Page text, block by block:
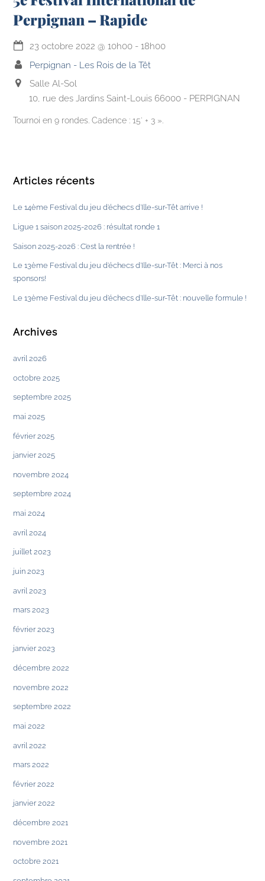
Perpignan – Rapide
23 octobre 2022 @10h00 -18h00
Perpignan - Les Rois de la Têt
Salle Al-Sol
10, rue des Jardins Saint-Louis 66000 - PERPIGNAN
Tournoi en 9 rondes. Cadence : 15′ + 3 ».
Articles récents
Le 14ème Festival du jeu d’échecs d’Ille-sur-Têt arrive !
Ligue 1 saison 2025-2026 : résultat ronde 1
Saison 2025-2026 : C’est la rentrée !
Le 13ème Festival du jeu d’échecs d’Ille-sur-Têt : Merci à nos
sponsors!
Le 13ème Festival du jeu d’échecs d’Ille-sur-Têt : nouvelle formule !
Archives
avril 2026
octobre 2025
septembre 2025
mai 2025
février 2025
janvier 2025
novembre 2024
septembre 2024
mai 2024
avril 2024
juillet 2023
juin 2023
avril 2023
mars 2023
février 2023
janvier 2023
décembre 2022
novembre 2022
septembre 2022
mai 2022
avril 2022
mars 2022
février 2022
janvier 2022
décembre 2021
novembre 2021
octobre 2021